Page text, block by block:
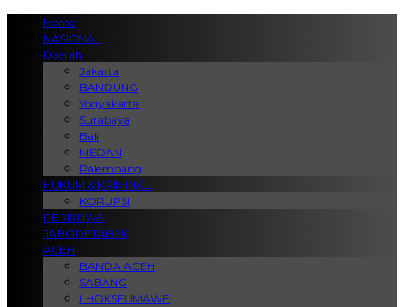
Home
NASIONAL
Daerah
Jakarta
BANDUNG
Yogyakarta
Surabaya
Bali
MEDAN
Palembang
HUKUM & KRIMINAL
KORUPSI
PERISTIWA
JABODETABEK
ACEH
BANDA ACEH
SABANG
LHOKSEUMAWE